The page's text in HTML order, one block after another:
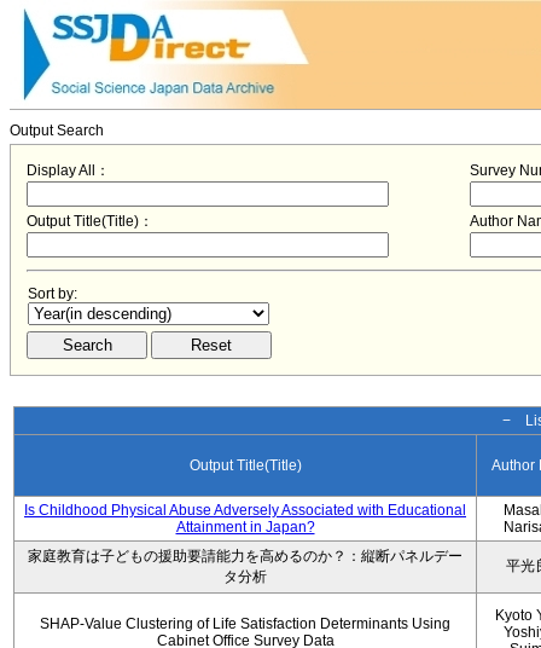
Output Search
Display All： Survey
Output Title(Title)： Author
Sort by:
−
Output Title(Title) Author
Is Childhood Physical Abuse Adversely Associated with Educational
Attainment in Japan?
家庭教育は子どもの援助要請能力を高めるのか？：縦断パネルデー
タ分析
平光
SHAP-Value Clustering of Life Satisfaction Determinants Using
Cabinet Office Survey Data
Kyoto